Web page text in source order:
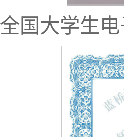
全国大学生